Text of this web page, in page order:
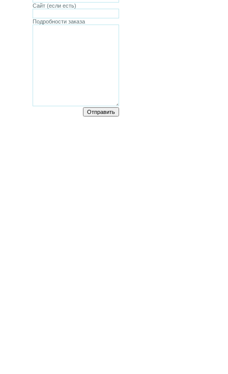
Сайт (если есть)
Подробности заказа